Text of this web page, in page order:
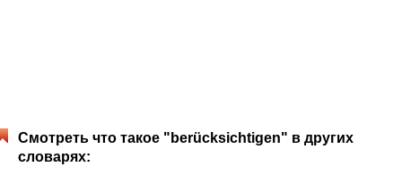
Смотреть что такое "berücksichtigen" в других
словарях: